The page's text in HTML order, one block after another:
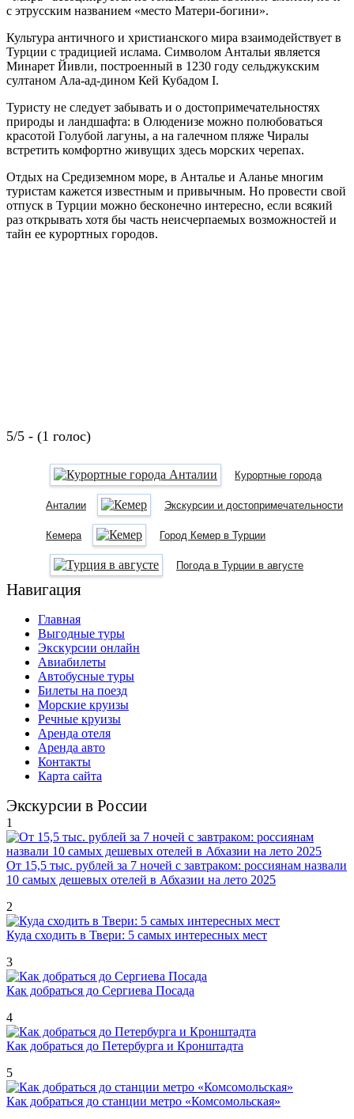
с этрусским названием «место Матери-богини».
Культура античного и христианского мира взаимодействует в
Турции с традицией ислама. Символом Антальи является
Минарет Йивли, построенный в 1230 году сельджукским
султаном Ала-ад-дином Кей Кубадом I.
Туристу не следует забывать и о достопримечательностях
природы и ландшафта: в Олюденизе можно полюбоваться
красотой Голубой лагуны, а на галечном пляже Чиралы
встретить комфортно живущих здесь морских черепах.
Отдых на Средиземном море, в Анталье и Аланье многим
туристам кажется известным и привычным. Но провести свой
отпуск в Турции можно бесконечно интересно, если всякий
раз открывать хотя бы часть неисчерпаемых возможностей и
тайн ее курортных городов.
5/5 - (1 голос)
Курортные города
Анталии Экскурсии и достопримечательности
Кемера Город Кемер в Турции
Погода в Турции в августе
Навигация
Главная
Выгодные туры
Экскурсии онлайн
Авиабилеты
Автобусные туры
Билеты на поезд
Морские круизы
Речные круизы
Аренда отеля
Аренда авто
Контакты
Карта сайта
Экскурсии в России
1
От 15,5 тыс. рублей за 7 ночей с завтраком: россиянам назвали
10 самых дешевых отелей в Абхазии на лето 2025
2
Куда сходить в Твери: 5 самых интересных мест
3
Как добраться до Сергиева Посада
4
Как добраться до Петербурга и Кронштадта
5
Как добраться до станции метро «Комсомольская»